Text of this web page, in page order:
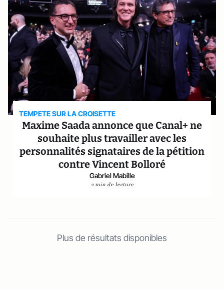
TEMPETE SUR LA CROISETTE
Maxime Saada annonce que Canal+ ne
souhaite plus travailler avec les
personnalités signataires de la pétition
contre Vincent Bolloré
Gabriel Mabille
2 min de lecture
Plus de résultats disponibles